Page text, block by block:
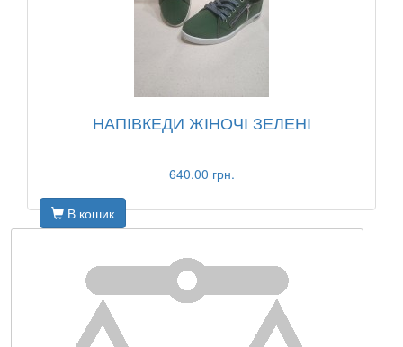
НАПІВКЕДИ ЖІНОЧІ ЗЕЛЕНІ
640.00 грн.
В кошик